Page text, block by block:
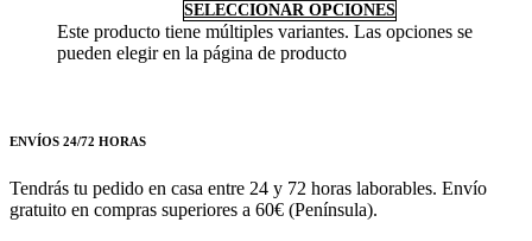
SELECCIONAR OPCIONES
Este producto tiene múltiples variantes. Las opciones se
pueden elegir en la página de producto
ENVÍOS 24/72 HORAS
Tendrás tu pedido en casa entre 24 y 72 horas laborables. Envío
gratuito en compras superiores a 60€ (Península).